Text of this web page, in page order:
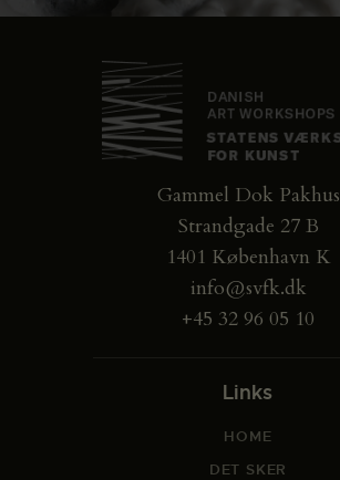
Gammel Dok Pakhus
Strandgade 27 B
1401 København K
info@svfk.dk
+45 32 96 05 10
Links
HOME
DET SKER